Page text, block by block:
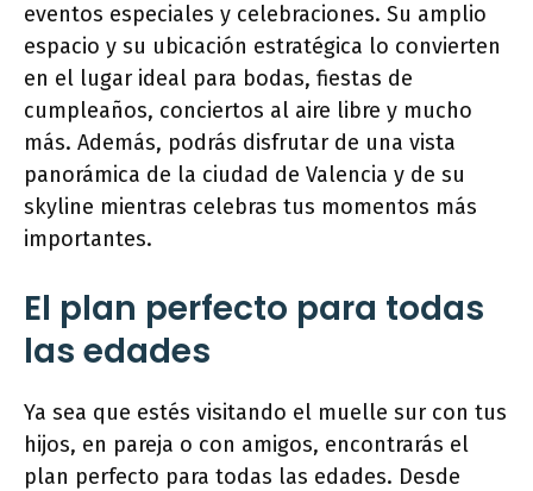
eventos especiales y celebraciones. Su amplio
espacio y su ubicación estratégica lo convierten
en el lugar ideal para bodas, fiestas de
cumpleaños, conciertos al aire libre y mucho
más. Además, podrás disfrutar de una vista
panorámica de la ciudad de Valencia y de su
skyline mientras celebras tus momentos más
importantes.
El plan perfecto para todas
las edades
Ya sea que estés visitando el muelle sur con tus
hijos, en pareja o con amigos, encontrarás el
plan perfecto para todas las edades. Desde